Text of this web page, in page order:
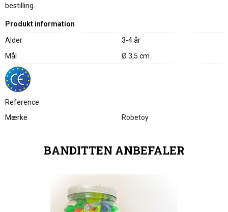
bestilling.
Produkt information
Alder
3-4 år
Mål
Ø 3,5 cm.
Reference
Mærke
Robetoy
BANDITTEN ANBEFALER